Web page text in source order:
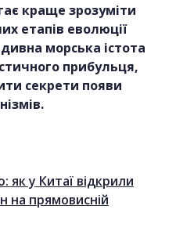
краще зрозуміти
етапів еволюції
морська істота
прибульця,
секрети появи
як у Китаї відкрили
на прямовисній